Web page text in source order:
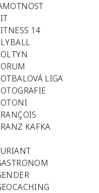
14
LIGA
KAFKA